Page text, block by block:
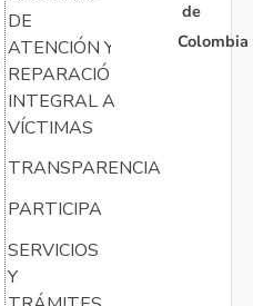
DE
ATENCIÓN Y
REPARACIÓN
INTEGRAL A
VÍCTIMAS
TRANSPARENCIA
PARTICIPA
SERVICIOS
Y
de
Colombia